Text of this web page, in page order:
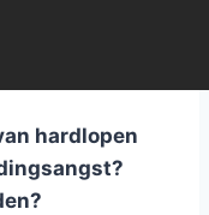
hardlopen